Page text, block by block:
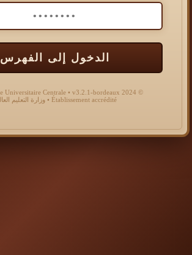
الدخول إلى الفهرس
© 2024 Bibliothèque Universitaire Centrale • v3.2.1-bordeaux
Établissement accrédité • وزارة التعليم العالي